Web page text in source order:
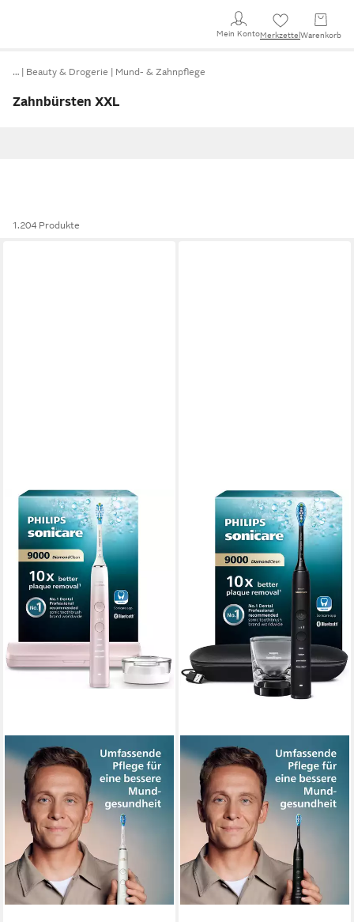
Mein KontoMerkzettel Warenkorb
… Beauty & Drogerie Mund- & Zahnpflege
Zahnbürsten XXL
1.204 Produkte